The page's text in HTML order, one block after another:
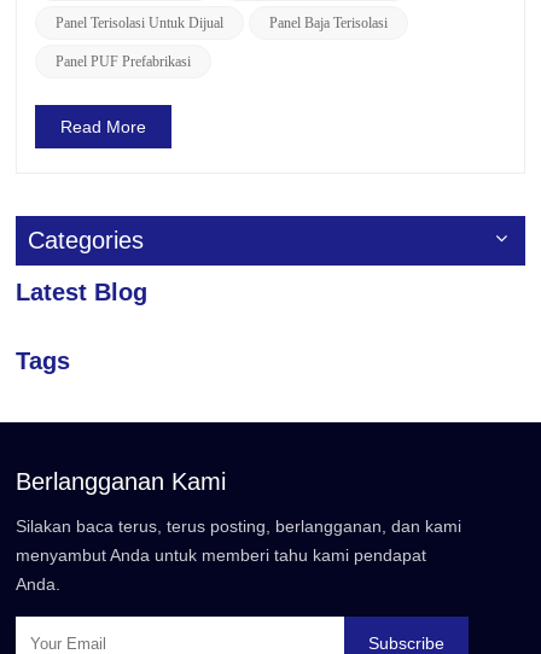
Panel Terisolasi Untuk Dijual Panel Baja Terisolasi
Panel PUF Prefabrikasi
Read More
Categories
Latest Blog
Tags
Berlangganan Kami
Silakan baca terus, terus posting, berlangganan, dan kami
menyambut Anda untuk memberi tahu kami pendapat
Anda.
Subscribe